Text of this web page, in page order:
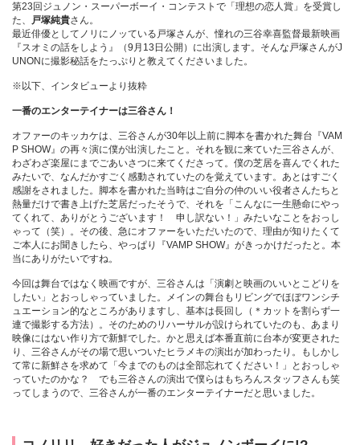
第23回ジュノン・スーパーボーイ・コンテストで「理想の恋人賞」を受賞し
た、 戸塚純貴さん。
最近俳優としてノリにノッている戸塚さんが、憧れの三谷幸喜監督最新映画
『スオミの話をしよう』（9月13日公開）に出演します。そんな戸塚さんがJ
UNONに撮影秘話をたっぷりと教えてくださいました。
※以下、インタビューより抜粋
一番のエンターテイナーは三谷さん！
オファーのキッカケは、三谷さんが30年以上前に脚本を書かれた舞台『VAM
P SHOW』の再々演に僕が出演したこと。それを観に来ていた三谷さんが、
わざわざ楽屋にまでごあいさつに来てくださって。僕の芝居を喜んでくれた
みたいで、なんだかすごく感動されていたのを覚えています。あとはすごく
感謝をされました。脚本を書かれた当時はご自分の仲のいい役者さんたちと
熱量だけで書き上げた芝居だったそうで、それを「こんなに一生懸命にやっ
てくれて、ありがとうございます！ 申し訳ない！」みたいなことをおっし
ゃって（笑）。その後、急にオファーをいただいたので、理由が知りたくて
ご本人にお聞きしたら、やっぱり『VAMP SHOW』がきっかけだったと。本
当にありがたいですね。
今回は舞台ではなく映画ですが、三谷さんは「演劇と映画のいいとこどりを
したい」とおっしゃっていました。メインの舞台もリビングでほぼワンシチ
ュエーション的なところがありますし、基本は長回し（＊カットを割らず一
連で撮影する方法）。そのためのリハーサルが設けられていたのも、あまり
映像にはない作り方で新鮮でした。かと思えば本番直前に台本が変更された
り、三谷さんがその場で思いついたヒラメキの演出が加わったり。もしかし
て常に新鮮さを求めて「今までのものは全部忘れてください！」とおっしゃ
っていたのかな？ でも三谷さんの演出で僕らはもちろんスタッフさんも笑
ってしまうので、三谷さんが一番のエンターテイナーだと思いました。